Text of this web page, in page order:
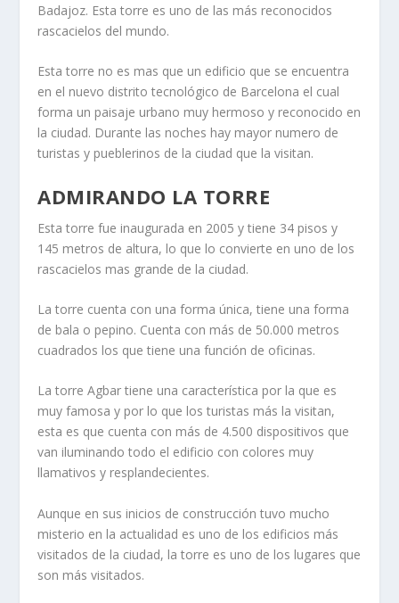
Badajoz. Esta torre es uno de las más reconocidos
rascacielos del mundo.
Esta torre no es mas que un edificio que se encuentra
en el nuevo distrito tecnológico de Barcelona el cual
forma un paisaje urbano muy hermoso y reconocido en
la ciudad. Durante las noches hay mayor numero de
turistas y pueblerinos de la ciudad que la visitan.
ADMIRANDO LA TORRE
Esta torre fue inaugurada en 2005 y tiene 34 pisos y
145 metros de altura, lo que lo convierte en uno de los
rascacielos mas grande de la ciudad.
La torre cuenta con una forma única, tiene una forma
de bala o pepino. Cuenta con más de 50.000 metros
cuadrados los que tiene una función de oficinas.
La torre Agbar tiene una característica por la que es
muy famosa y por lo que los turistas más la visitan,
esta es que cuenta con más de 4.500 dispositivos que
van iluminando todo el edificio con colores muy
llamativos y resplandecientes.
Aunque en sus inicios de construcción tuvo mucho
misterio en la actualidad es uno de los edificios más
visitados de la ciudad, la torre es uno de los lugares que
son más visitados.